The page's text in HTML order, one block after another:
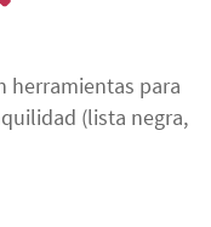
herramientas para
(lista negra,